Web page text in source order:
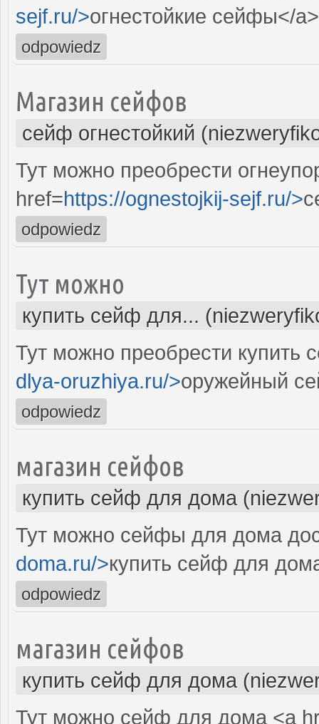
sejf.ru/>огнестойкие сейфы</a>
odpowiedz
Магазин сейфов
сейф огнестойкий
Тут можно преобрести
href=https://ognestojkij-sejf.ru/>
odpowiedz
Тут можно
купить сейф для...
Тут можно преобрести купить
dlya-oruzhiya.ru/>оружейный
odpowiedz
магазин сейфов
купить сейф для дома
Тут можно сейфы для дома
doma.ru/>купить сейф для
odpowiedz
магазин сейфов
купить сейф для дома
Тут можно сейф для дома <a